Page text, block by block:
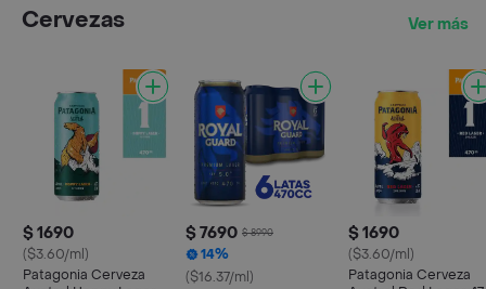
Cervezas Ver más
$ 1690
($3.60/ml)
Patagonia Cerveza
$ 7690 $ 8990
14%
($16.37/ml)
$ 1690
($3.60/ml)
Patagonia Cerveza